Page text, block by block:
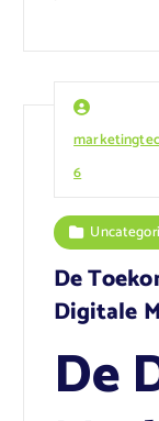
6
De
Digitale
De